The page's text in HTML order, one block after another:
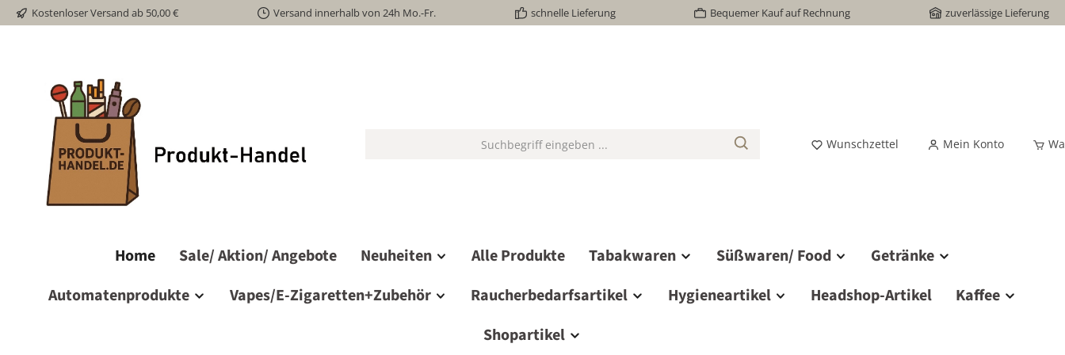
Hauptinhalt springen
Zur Suche springen
Zur Hauptnavigation springen
Kostenloser Versand ab 50,00 € Versand innerhalb von 24h Mo.-Fr. schnelle Lieferung Bequemer Kauf auf Rechnung zuverlässige Lieferung
Wunschzettel Mein Konto
Home Sale/ Aktion/ Angebote Neuheiten Alle Produkte Tabakwaren Süßwaren/ Food
Getränke
Automatenprodukte
Vapes/E-Zigaretten+Zubehör Raucherbedarfsartikel Hygieneartikel Headshop-Artikel
Kaffee
Shopartikel